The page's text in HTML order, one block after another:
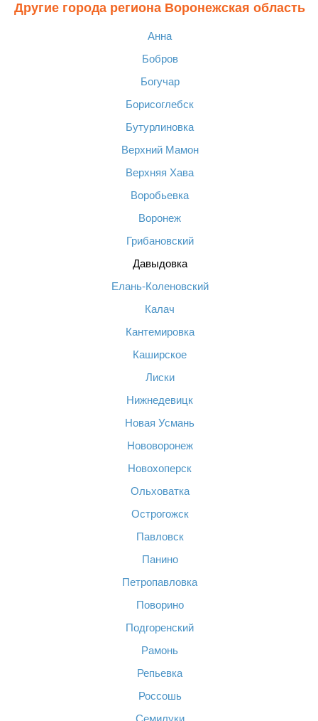
Другие города региона Воронежская область
Анна
Бобров
Богучар
Борисоглебск
Бутурлиновка
Верхний Мамон
Верхняя Хава
Воробьевка
Воронеж
Грибановский
Давыдовка
Елань-Коленовский
Калач
Кантемировка
Каширское
Лиски
Нижнедевицк
Новая Усмань
Нововоронеж
Новохоперск
Ольховатка
Острогожск
Павловск
Панино
Петропавловка
Поворино
Подгоренский
Рамонь
Репьевка
Россошь
Семилуки